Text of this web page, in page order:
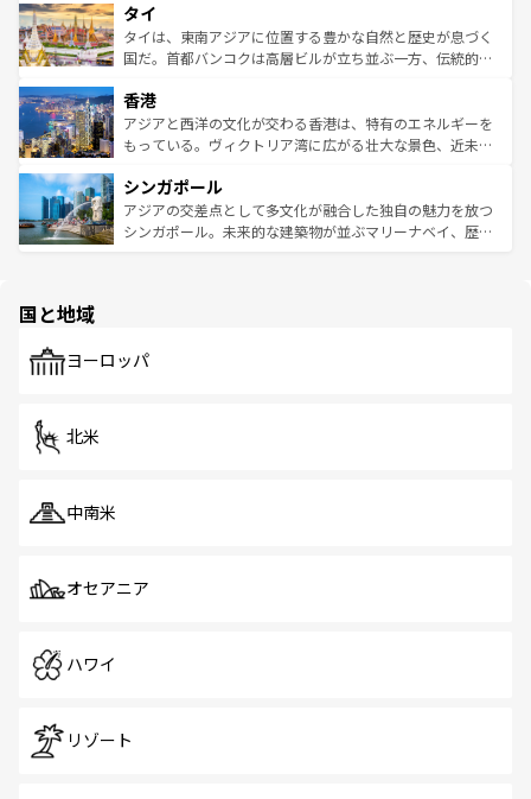
リティに包まれながら、韓国の多彩な魅力を心ゆくまで味
わってみてほしい。 なお、新着の韓国情報はコンテンツ一
覧を参照してほしい。
急速な発展と共に伝統が息づく。ハノイの古い町並みやホ
ーチミン市のフランス統治時代の建物も、独特の雰囲気を
醸し出している。また、バラエティの豊かさとおいしさで
とつ。フォーやバインミー、ベトナムコーヒーなどは、ぜ
ひ現地で味わいたい。どの地域を訪れてもあたたかい人々
が旅行者を迎えてくれるので、きっと忘れられない旅にな
参照してほしい。
タイ
タイは、東南アジアに位置する豊かな自然と歴史が息づく
国だ。首都バンコクは高層ビルが立ち並ぶ一方、伝統的な
の活気が交差している。北部ではチェンマイなどの山岳地
帯で自然と触れ合い、南部ではプーケットやクラビの美し
いビーチでリゾート気分を楽しむことができる。タイ料理
激する。気候は一年中温暖で、どの季節にも異なる楽しみ
が待っている。親しみやすいタイの人々、仏教を中心とし
た文化、そして多様な観光資源が、訪れる旅人を魅了し続
香港
アジアと西洋の文化が交わる香港は、特有のエネルギーを
もっている。ヴィクトリア湾に広がる壮大な景色、近未来
み、どこを訪れても感動するはず。観光スポットが密集し
ており、効率よく見どころを回れるのも魅力。息をのむよ
うな絶景から文化的な体験まで、香港を存分に楽しみ尽く
シンガポール
アジアの交差点として多文化が融合した独自の魅力を放つ
シンガポール。未来的な建築物が並ぶマリーナベイ、歴史
で、ホーカーズは地元の風情を楽しめる外せないスポット
国と地域
ヨーロッパ
北米
中南米
オセアニア
ハワイ
リゾート